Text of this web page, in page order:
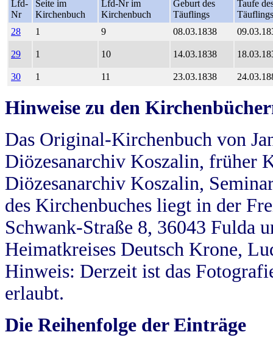
Lfd-
Nr
Seite im
Kirchenbuch
Lfd-Nr im
Kirchenbuch
Geburt des
Täuflings
Taufe
Täuflings
28
1 9 08.03.1838
29 1 10 14.03.1838
30 1 11 23.03.1838
Hinweise zu den
Das Original-Kirchenbuch von
Diözesanarchiv Koszalin, früher
Diözesanarchiv Koszalin,
des Kirchenbuches liegt in der
Schwank-Straße 8, 36043 Fulda
Heimatkreises Deutsch Krone,
Hinweis: Derzeit ist das
erlaubt.
Die Reihenfolge der Einträge